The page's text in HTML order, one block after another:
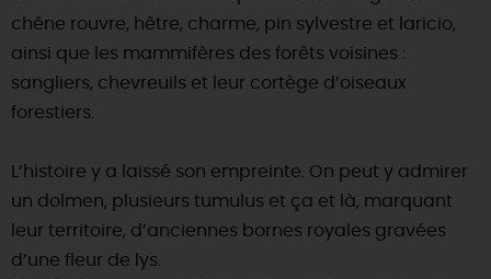
chêne rouvre, hêtre, charme, pin sylvestre et laricio,
ainsi que les mammifères des forêts voisines :
sangliers, chevreuils et leur cortège d’oiseaux
forestiers.
L’histoire y a laissé son empreinte. On peut y admirer
un dolmen, plusieurs tumulus et ça et là, marquant
leur territoire, d’anciennes bornes royales gravées
d’une fleur de lys.